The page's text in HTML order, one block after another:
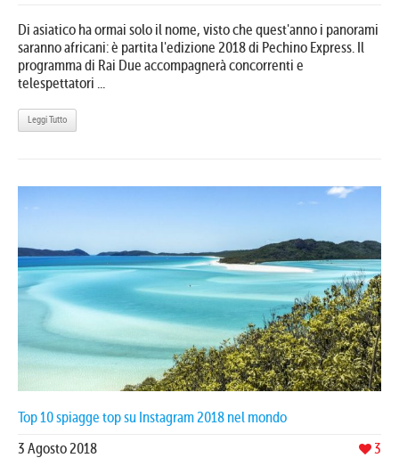
Di asiatico ha ormai solo il nome, visto che quest'anno i panorami
saranno africani: è partita l'edizione 2018 di Pechino Express. Il
programma di Rai Due accompagnerà concorrenti e
telespettatori ...
Leggi Tutto
Top 10 spiagge top su Instagram 2018 nel mondo
3
3 Agosto 2018